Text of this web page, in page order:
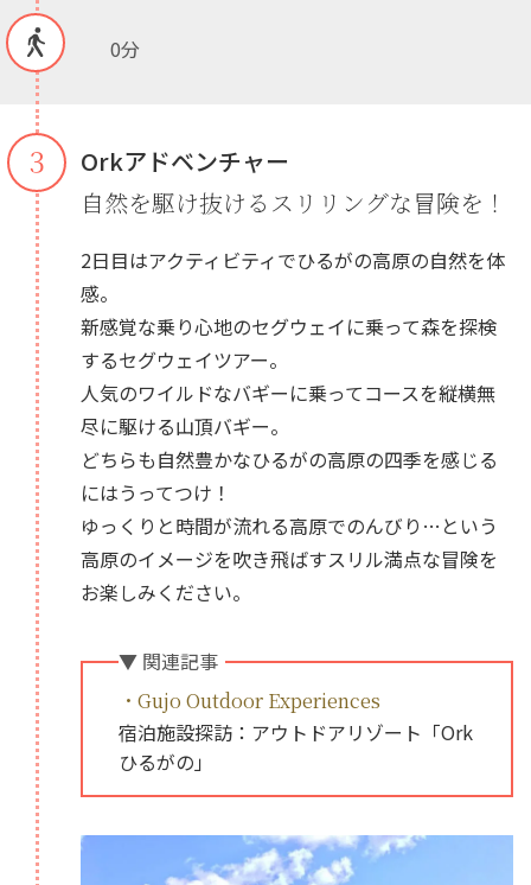
0分
３
Orkアドベンチャー
自然を駆け抜けるスリリングな冒険を！
2日目はアクティビティでひるがの高原の自然を体
感。
新感覚な乗り心地のセグウェイに乗って森を探検
するセグウェイツアー。
人気のワイルドなバギーに乗ってコースを縦横無
尽に駆ける山頂バギー。
どちらも自然豊かなひるがの高原の四季を感じる
にはうってつけ！
ゆっくりと時間が流れる高原でのんびり…という
高原のイメージを吹き飛ばすスリル満点な冒険を
お楽しみください。
▼ 関連記事
・Gujo Outdoor Experiences
宿泊施設探訪：アウトドアリゾート「Ork
ひるがの」